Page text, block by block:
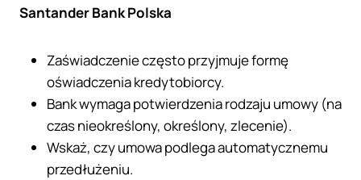
Santander Bank Polska
Zaświadczenie często przyjmuje formę
oświadczenia kredytobiorcy.
Bank wymaga potwierdzenia rodzaju umowy (na
czas nieokreślony, określony, zlecenie).
Wskaż, czy umowa podlega automatycznemu
przedłużeniu.